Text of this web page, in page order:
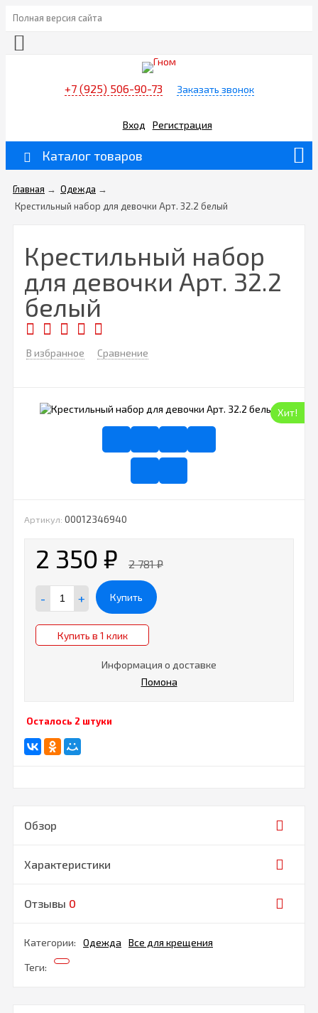
Полная версия сайта
+7 (925) 506-90-73 Заказать звонок
Вход Регистрация
Каталог товаров
Главная → Одежда →
Крестильный набор для девочки Арт. 32.2 белый
Крестильный набор
для девочки Арт. 32.2
белый
В избранное Сравнение
Хит!
Артикул: 00012346940
2 350 ₽ 2 781₽
- + Купить
Купить в 1 клик
Информация о доставке
Помона
Осталось 2 штуки
Обзор
Характеристики
Отзывы 0
Категории: Одежда Все для крещения
Теги: